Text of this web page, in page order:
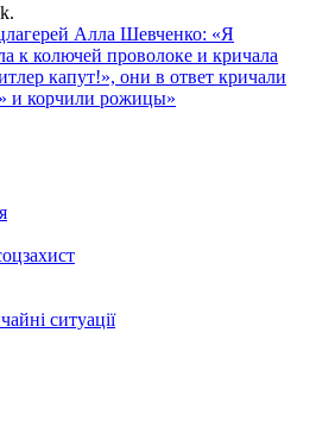
Алла Шевченко: «Я
к колючей проволоке и кричала
капут!», они в ответ кричали
и корчили рожицы»
ситуації